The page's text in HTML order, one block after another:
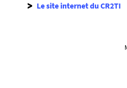
Le site internet du CR2TI